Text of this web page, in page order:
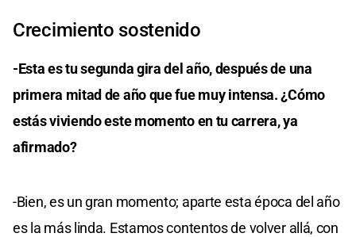
Crecimiento sostenido
-Esta es tu segunda gira del año, después de una
primera mitad de año que fue muy intensa. ¿Cómo
estás viviendo este momento en tu carrera, ya
afirmado?
-Bien, es un gran momento; aparte esta época del año
es la más linda. Estamos contentos de volver allá, con